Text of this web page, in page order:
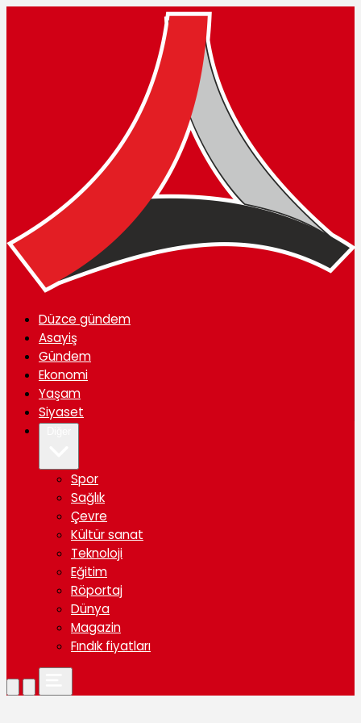
Düzce gündem
Asayiş
Gündem
Ekonomi
Yaşam
Siyaset
Spor
Sağlık
Çevre
Kültür sanat
Teknoloji
Eğitim
Röportaj
Dünya
Magazin
Fındık fiyatları